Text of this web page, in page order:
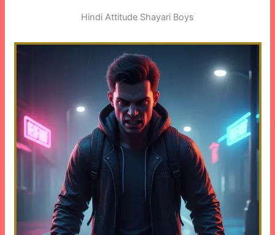
Hindi Attitude Shayari Boys